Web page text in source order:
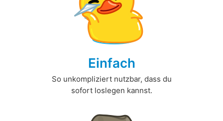
Einfach
So unkompliziert nutzbar, dass du
sofort loslegen kannst.